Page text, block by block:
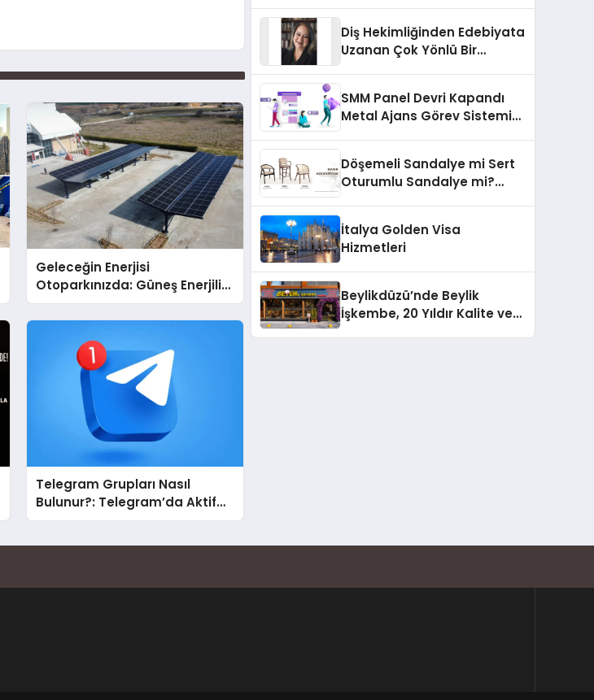
Geleceğin Enerjisi
Otoparkınızda: Güneş Enerjili
Carport (Solar Otopark)
Nedir?
Telegram Grupları Nasıl
Bulunur?: Telegram’da Aktif
Topluluk Bulmanın Yolları
Diş Hekimliğinden Edebiyata
Uzanan Çok Yönlü Bir
SMM Panel Devri Kapandı
Metal Ajans Görev Sistemi
Döşemeli Sandalye mi Sert
Oturumlu Sandalye mi?
İtalya Golden Visa
Hizmetleri
Beylikdüzü’nde Beylik
İşkembe, 20 Yıldır Kalite ve